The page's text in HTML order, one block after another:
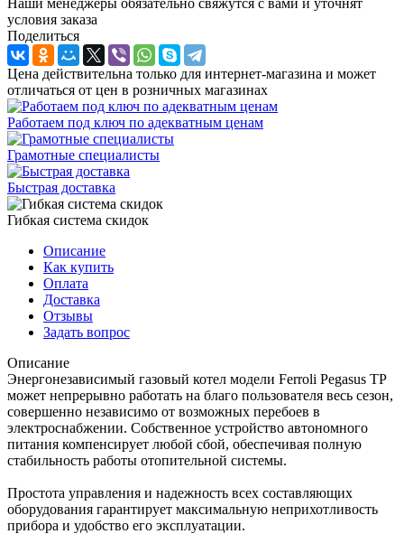
условия заказа
Поделиться
Цена действительна только для интернет-магазина и может
отличаться от цен в розничных магазинах
Работаем под ключ по адекватным ценам
Грамотные специалисты
Быстрая доставка
Гибкая система скидок
Описание
Как купить
Оплата
Доставка
Отзывы
Задать вопрос
Описание
Энергонезависимый газовый котел модели Ferroli Pegasus TP
может непрерывно работать на благо пользователя весь сезон,
совершенно независимо от возможных перебоев в
электроснабжении. Собственное устройство автономного
питания компенсирует любой сбой, обеспечивая полную
стабильность работы отопительной системы.
Простота управления и надежность всех составляющих
оборудования гарантирует максимальную неприхотливость
прибора и удобство его эксплуатации.